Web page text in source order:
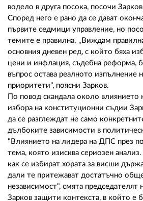
водело в друга посока, посочи
Според него е рано да се дават
първите седмици управление, но
темите е правилна. „Виждам
основния дневен ред, с който бяха
цени и инфлация, съдебна реформа,
въпрос остава реалното изпълнение
приоритети", поясни Зарков.
По повод скандала около влиянието
избора на конституционни съдии
да се разглеждат не само
дълбоките зависимости в
"Влиянието на лидера на ДПС през
тема, която изисква сериозен
как се избират хората за висши
дали те притежават достатъчно
независимост", смята
Зарков защити контекста, в който е